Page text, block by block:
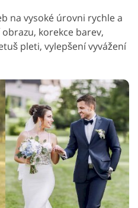
na vysoké úrovni rychle a
korekce barev,
pleti, vylepšení vyvážení